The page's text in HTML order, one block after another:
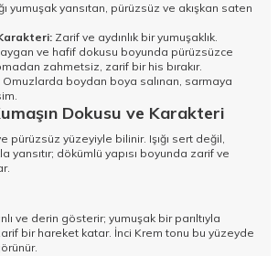
yumuşak yansıtan, pürüzsüz ve akışkan saten
Zarif ve aydınlık bir yumuşaklık.
ve hafif dokusu boyunda pürüzsüzce
zahmetsiz, zarif bir his bırakır.
Omuzlarda boydan boya salınan, sarmaya
Dokusu ve Karakteri
pürüzsüz yüzeyiyle bilinir. Işığı sert değil,
yansıtır; dökümlü yapısı boyunda zarif ve
ve derin gösterir; yumuşak bir parıltıyla
bir hareket katar. İnci Krem tonu bu yüzeyde